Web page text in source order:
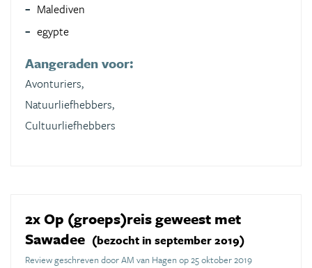
Malediven
egypte
Aangeraden voor:
Avonturiers,
Natuurliefhebbers,
Cultuurliefhebbers
2x Op (groeps)reis geweest met
Sawadee (bezocht in september 2019)
Review geschreven door AM van Hagen op 25 oktober 2019